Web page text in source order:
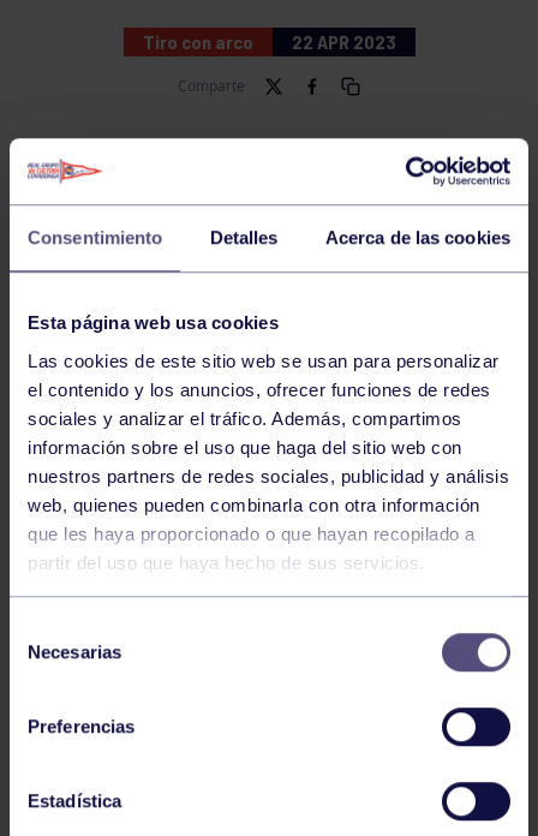
Consentimiento Detalles Acerca de las cookies
Esta página web usa cookies
Las cookies de este sitio web se usan para personalizar
el contenido y los anuncios, ofrecer funciones de redes
sociales y analizar el tráfico. Además, compartimos
información sobre el uso que haga del sitio web con
nuestros partners de redes sociales, publicidad y análisis
web, quienes pueden combinarla con otra información
que les haya proporcionado o que hayan recopilado a
partir del uso que haya hecho de sus servicios.
Necesarias
Preferencias
Estadística
Tiro con arco 22 APR 2023
Comparte
NOTICIAS RELACIONADAS
Tiro con arco 03 Ago 2026
EL RGCC VUELVE A DESTACAR EN
TIRO CON ARCO